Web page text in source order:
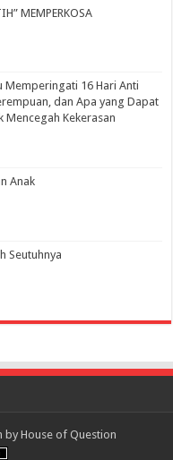
MEMPERKOSA
Memperingati 16 Hari Anti
dan Apa yang Dapat
Mencegah Kekerasan
Anak
Seutuhnya
by House of Question